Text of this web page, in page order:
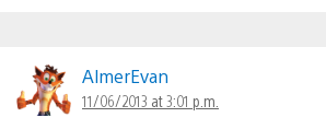
AlmerEvan
11/06/2013 at 3:01 p.m.